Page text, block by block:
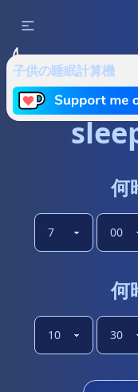
子供の睡眠計算機
何
何